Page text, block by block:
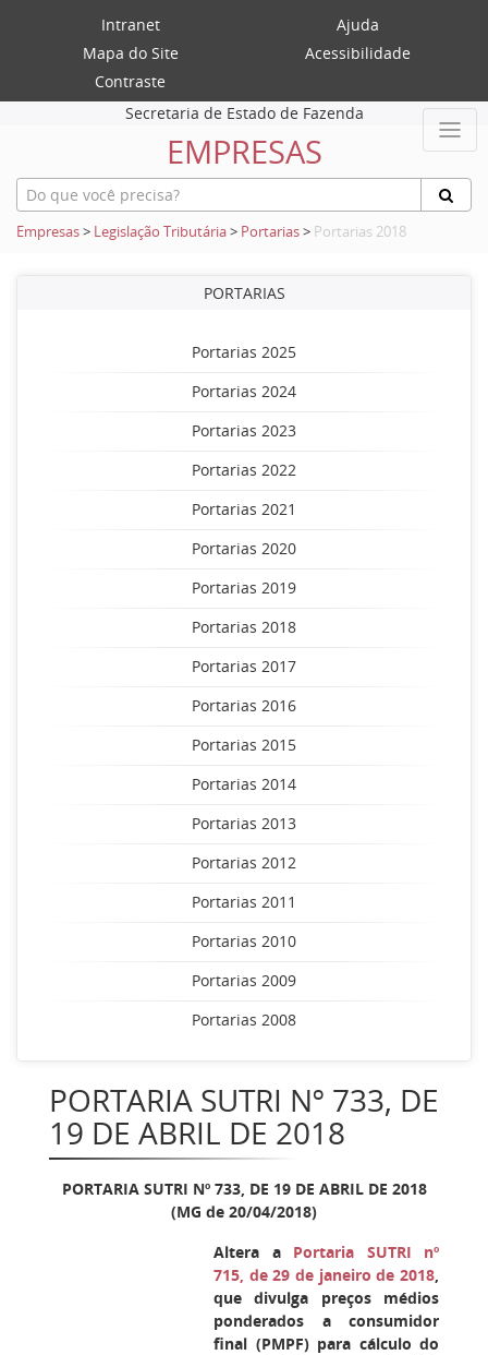
Intranet
Ajuda
Mapa do Site
Acessibilidade
Contraste
Secretaria de Estado de Fazenda
EMPRESAS
Empresas> Legislação Tributária> Portarias> Portarias 2018
PORTARIAS
Portarias 2025
Portarias 2024
Portarias 2023
Portarias 2022
Portarias 2021
Portarias 2020
Portarias 2019
Portarias 2018
Portarias 2017
Portarias 2016
Portarias 2015
Portarias 2014
Portarias 2013
Portarias 2012
Portarias 2011
Portarias 2010
Portarias 2009
Portarias 2008
PORTARIA SUTRI Nº 733, DE
19 DE ABRIL DE 2018
PORTARIA SUTRI Nº 733, DE 19 DE ABRIL DE 2018
(MG de 20/04/2018)
Altera a Portaria SUTRI nº
715, de 29 de janeiro de 2018,
que divulga preços médios
ponderados a consumidor
final (PMPF) para cálculo do